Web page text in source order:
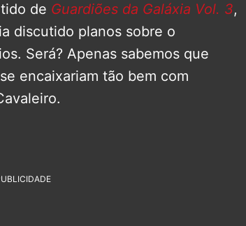
de Guardiões da Galáxia Vol. 3,
discutido planos sobre o
Será? Apenas sabemos que
encaixariam tão bem com